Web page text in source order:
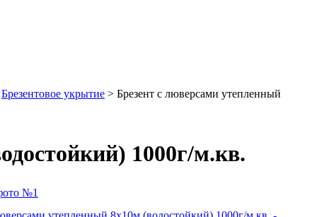
Брезентовое укрытие > Брезент с люверсами утепленный
1000г/м.кв.